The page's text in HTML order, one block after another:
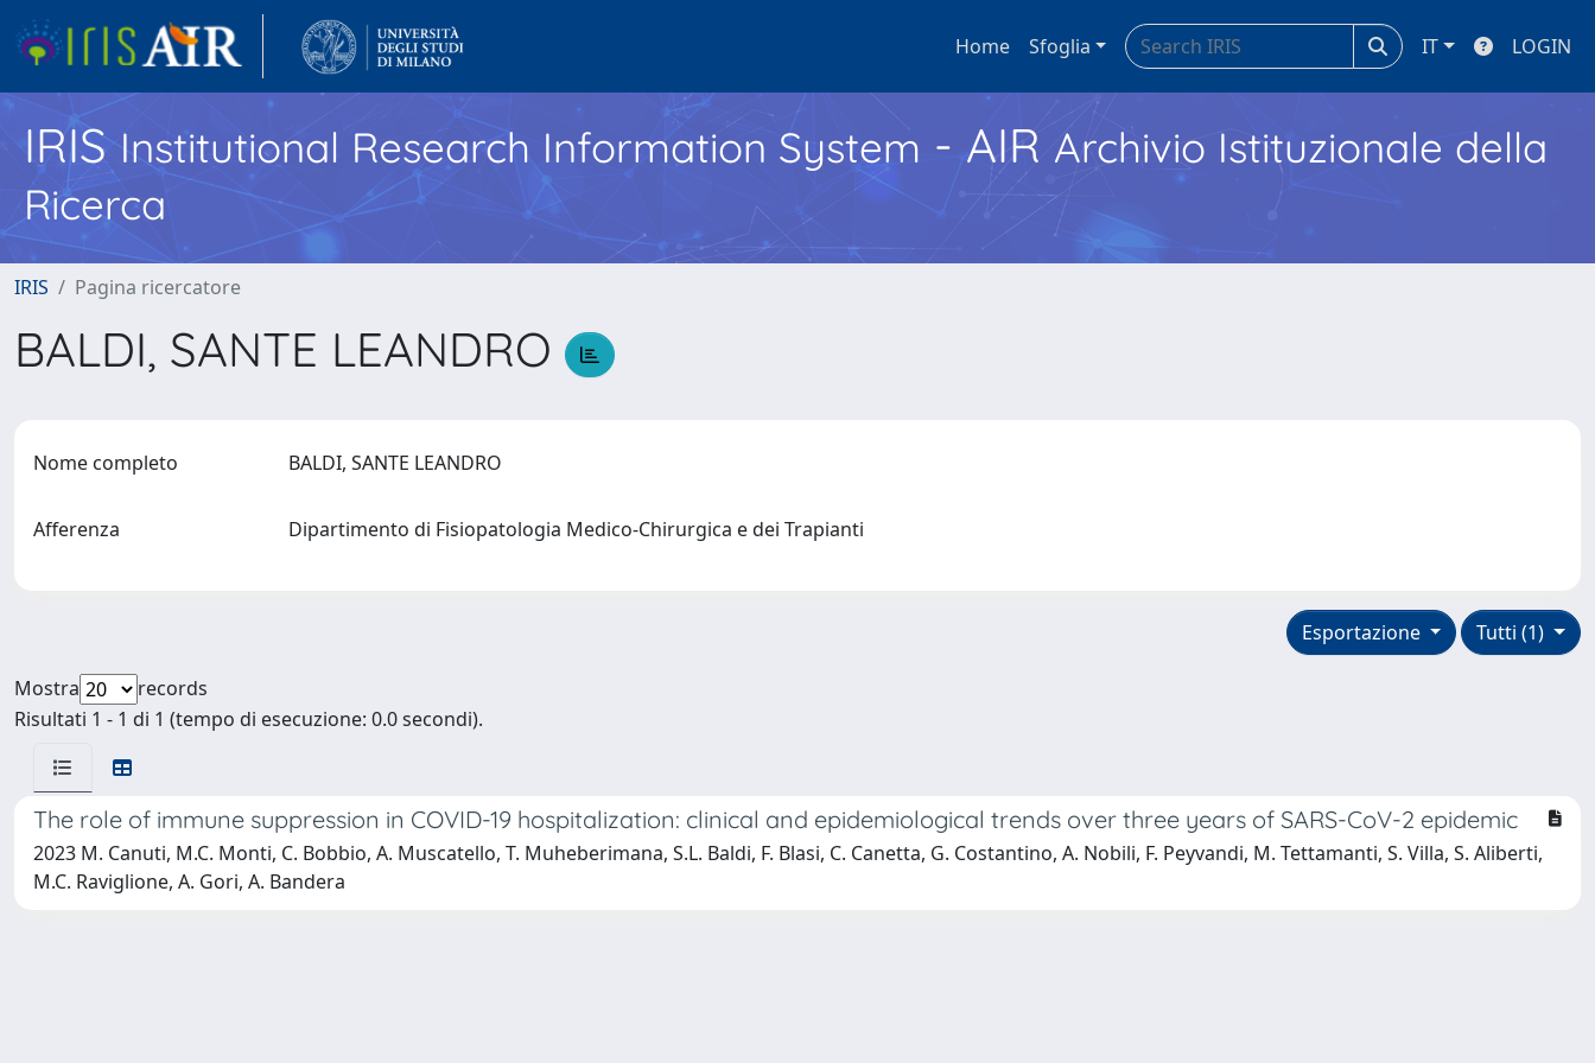
Home Sfoglia IT LOGIN
IRISInstitutional Research Information System - AIR Archivio Istituzionale della
Ricerca
IRIS Pagina ricercatore
BALDI, SANTE LEANDRO
Nome completo BALDI, SANTE LEANDRO
Afferenza Dipartimento di Fisiopatologia Medico-Chirurgica e dei Trapianti
Tutti (1)
Esportazione
Mostra
records
Risultati 1 - 1 di 1 (tempo di esecuzione: 0.0 secondi).
The role of immune suppression in COVID-19 hospitalization: clinical and epidemiological trends over three years of SARS-CoV-2 epidemic
2023 M. Canuti, M.C. Monti, C. Bobbio, A. Muscatello, T. Muheberimana, S.L. Baldi, F. Blasi, C. Canetta, G. Costantino, A. Nobili, F. Peyvandi, M. Tettamanti, S. Villa, S. Aliberti,
M.C. Raviglione, A. Gori, A. Bandera